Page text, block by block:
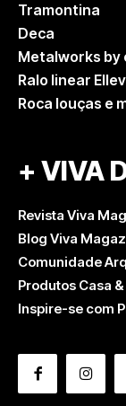
Tramontina
Deca
Metalworks by
Ralo linear
Roca louças e
+ VIVA
Revista Viva
Blog Viva
Comunidade
Produtos Casa
Inspire-se com